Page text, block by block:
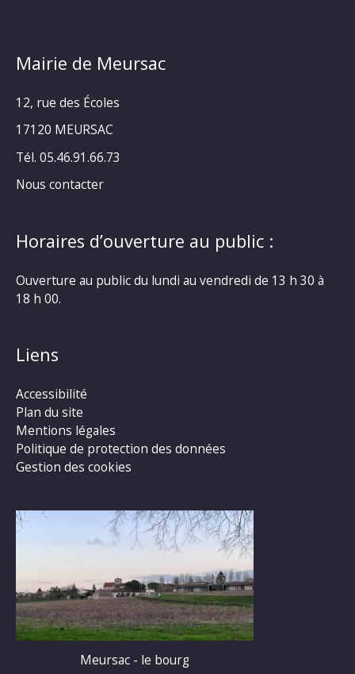
Mairie de Meursac
12, rue des Écoles
17120 MEURSAC
Tél. 05.46.91.66.73
Nous contacter
Horaires d’ouverture au public :
Ouverture au public du lundi au vendredi de 13 h 30 à
18 h 00.
Liens
Accessibilité
Plan du site
Mentions légales
Politique de protection des données
Gestion des cookies
Meursac - le bourg